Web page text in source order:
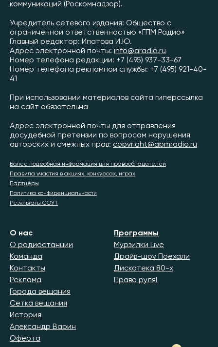
коммуникаций (Роскомнадзор).
Учредитель сетевого издания: Общество с
ограниченной ответственностью «ГПМ Радио»
Главный редактор: Ипатова И.Ю.
Адрес электронной почты: info@aradio.ru
Номер телефона редакции: +7 (495) 937-33-67
Номер телефона рекламной службы: +7 (495) 921-40-
41
При использовании материалов сайта гиперссылка
на сайт обязательна
Адрес электронной почты для отправления
досудебной претензии по вопросам нарушения
авторских и смежных прав: copyright@gpmradio.ru
Более подробная информация для правообладателей
Правила участия в акциях, конкурсах, играх
Партнёры
Политика конфиденциальности
Результаты СОУТ
О нас
О радиостанции
Команда
Контакты
Реклама
Города вещания
Сетка вещания
История
Александр Варин
Оферта
Программы
Мурзилки Live
Драйв-шоу Поехали
Дискотека 80-х
Право руля!